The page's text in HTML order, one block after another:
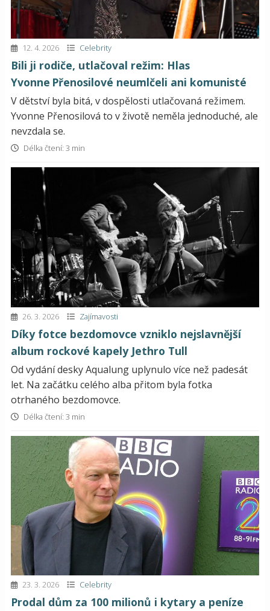
12. 4. 2026 Celebrity
Bili ji rodiče, utlačoval režim: Hlas
Yvonne Přenosilové neumlčeli ani komunisté
V dětství byla bitá, v dospělosti utlačovaná režimem.
Yvonne Přenosilová to v životě neměla jednoduché, ale
nevzdala se.
Délka čtení: 3 min
26. 3. 2026 Zajímavosti
Díky fotce bezdomovce vzniklo nejslavnější
album rockové kapely Jethro Tull
Od vydání desky Aqualung uplynulo více než padesát
let. Na začátku celého alba přitom byla fotka
otrhaného bezdomovce.
Délka čtení: 3 min
23. 3. 2026 Celebrity
Prodal dům za 100 milionů i kytary a peníze